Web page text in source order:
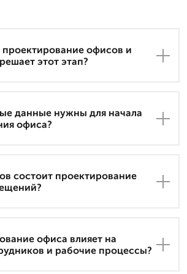
офисов и
этот этап?
данные нужны для начала
офиса?
состоит проектирование
офиса влияет на
и рабочие процессы?